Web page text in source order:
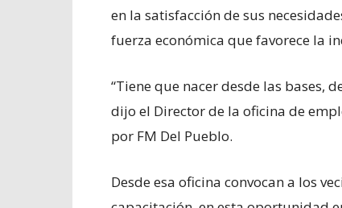
en la satisfacción de sus
fuerza económica que favorece la
“Tiene que nacer desde las bases,
dijo el Director de la oficina de
por FM Del Pueblo.
Desde esa oficina convocan a los